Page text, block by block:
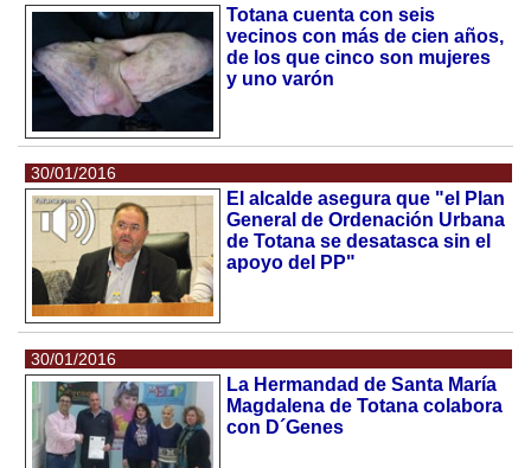
Totana cuenta con seis
vecinos con más de cien años,
de los que cinco son mujeres
y uno varón
30/01/2016
El alcalde asegura que "el Plan
General de Ordenación Urbana
de Totana se desatasca sin el
apoyo del PP"
30/01/2016
La Hermandad de Santa María
Magdalena de Totana colabora
con D´Genes